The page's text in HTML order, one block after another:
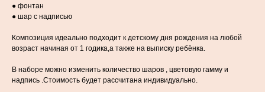
● фонтан
● шар с надписью
Композиция идеально подходит к детскому дня рождения на любой
возраст начиная от 1 годика,а также на выписку ребёнка.
В наборе можно изменить количество шаров , цветовую гамму и
надпись .Стоимость будет рассчитана индивидуально.